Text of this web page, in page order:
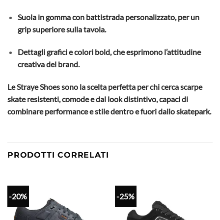
Suola in gomma con battistrada personalizzato, per un
grip superiore sulla tavola.
Dettagli grafici e colori bold, che esprimono l’attitudine
creativa del brand.
Le Straye Shoes sono la scelta perfetta per chi cerca scarpe
skate resistenti, comode e dal look distintivo, capaci di
combinare performance e stile dentro e fuori dallo skatepark.
PRODOTTI CORRELATI
-20% -25%